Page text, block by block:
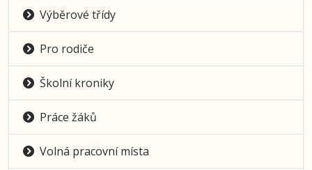
Výběrové třídy
Pro rodiče
Školní kroniky
Práce žáků
Volná pracovní místa